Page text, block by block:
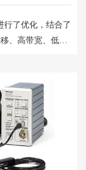
行了优化，结合了
、高带宽、低负